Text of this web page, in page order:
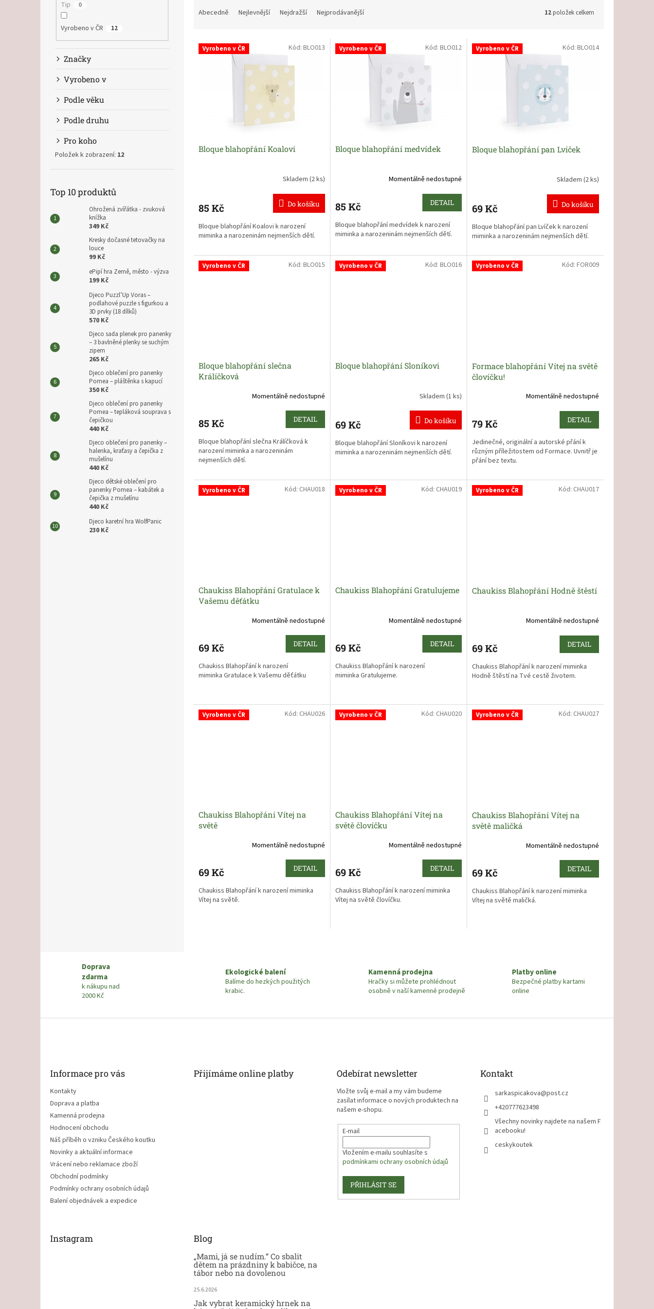
Tip 0
Vyrobeno v ČR 12
Značky
Vyrobeno v
Podle věku
Podle druhu
Pro koho
Položek k zobrazení: 12
Top 10 produktů
Ohrožená zvířátka - zvuková
knížka
349 Kč
Kresky dočasné tetovačky na
louce
99 Kč
ePipí hra Země, město - výzva
199 Kč
Djeco Puzzl’Up Voras –
podlahové puzzle s figurkou a
3D prvky (18 dílků)
570 Kč
Djeco sada plenek pro panenky
– 3 bavlněné plenky se suchým
zipem
265 Kč
Djeco oblečení pro panenky
Pomea – pláštěnka s kapucí
350 Kč
Djeco oblečení pro panenky
Pomea – tepláková souprava s
čepičkou
440 Kč
Djeco oblečení pro panenky –
halenka, kraťasy a čepička z
mušelínu
440 Kč
Djeco dětské oblečení pro
panenky Pomea – kabátek a
čepička z mušelínu
440 Kč
Djeco karetní hra WolfPanic
230 Kč
n
Abecedně Nejlevnější Nejdražší Nejprodávanější 12položek celkem
V
ý
k
Vyrobeno v ČR
Bloque blahopřání Koalovi
Skladem (2 ks)
85 Kč Do košíku
Bloque blahopřání Koalovi k narození
miminka a narozeninám nejmenších dětí.
Kód: BLO013 Vyrobeno v ČR
Bloque blahopřání medvídek
Momentálně nedostupné
85 Kč DETAIL
Bloque blahopřání medvídek k narození
miminka a narozeninám nejmenších dětí.
Kód: BLO012 Vyrobeno v ČR
Bloque blahopřání pan Lvíček
Skladem (2 ks)
69 Kč Do košíku
Bloque blahopřání pan Lvíček k narození
miminka a narozeninám nejmenších dětí.
Kód: BLO014
Vyrobeno v ČR
Bloque blahopřání slečna
Králíčková
Momentálně nedostupné
85 Kč DETAIL
Bloque blahopřání slečna Králíčková k
narození miminka a narozeninám
nejmenších dětí.
Kód: BLO015 Vyrobeno v ČR
Bloque blahopřání Sloníkovi
Skladem (1 ks)
69 Kč Do košíku
Bloque blahopřání Sloníkovi k narození
miminka a narozeninám nejmenších dětí.
Kód: BLO016 Vyrobeno v ČR
Formace blahopřání Vítej na světě
človíčku!
Momentálně nedostupné
79 Kč DETAIL
Jedinečné, originální a autorské přání k
různým příležitostem od Formace. Uvnitř je
přání bez textu.
Barva přání je krémová, obálka kraftová.
Kód: FOR009
Vyrobeno v ČR
Chaukiss Blahopřání Gratulace k
Vašemu děťátku
Momentálně nedostupné
69 Kč DETAIL
Chaukiss Blahopřání k narození
miminka Gratulace k Vašemu děťátku
Kód: CHAU018 Vyrobeno v ČR
Chaukiss Blahopřání Gratulujeme
Momentálně nedostupné
69 Kč DETAIL
Chaukiss Blahopřání k narození
miminka Gratulujeme.
Kód: CHAU019 Vyrobeno v ČR
Chaukiss Blahopřání Hodně štěstí
Momentálně nedostupné
69 Kč DETAIL
Chaukiss Blahopřání k narození miminka
Hodně štěstí na Tvé cestě životem.
Kód: CHAU017
Vyrobeno v ČR
Chaukiss Blahopřání Vítej na
světě
Momentálně nedostupné
69 Kč DETAIL
Chaukiss Blahopřání k narození miminka
Vítej na světě.
Kód: CHAU026 Vyrobeno v ČR
Chaukiss Blahopřání Vítej na
světě človíčku
Momentálně nedostupné
69 Kč DETAIL
Chaukiss Blahopřání k narození miminka
Vítej na světě človíčku.
Kód: CHAU020 Vyrobeno v ČR
Chaukiss Blahopřání Vítej na
světě maličká
Momentálně nedostupné
69 Kč DETAIL
Chaukiss Blahopřání k narození miminka
Vítej na světě maličká.
Kód: CHAU027
á
d
a
p
ý
p
i
s
Doprava
zdarma
k nákupu nad
2000 Kč
Ekologické balení
Balíme do hezkých použitých
krabic.
Kamenná prodejna
Hračky si můžete prohlédnout
osobně v naší kamenné prodejně
Platby online
Bezpečné platby kartami
online
Informace pro vás
Kontakty
Doprava a platba
Kamenná prodejna
Hodnocení obchodu
Náš příběh o vzniku Českého koutku
Novinky a aktuální informace
Vrácení nebo reklamace zboží
Obchodní podmínky
Podmínky ochrany osobních údajů
Balení objednávek a expedice
Přijímáme online platby Odebírat newsletter
Vložte svůj e-mail a my vám budeme
zasílat informace o nových produktech na
našem e-shopu.
E-mail
Vložením e-mailu souhlasíte s
podmínkami ochrany osobních údajů
PŘIHLÁSIT SE
Kontakt
sarkaspicakova@post.cz
+420777623498
Všechny novinky najdete na našem F
acebooku!
ceskykoutek
Instagram Blog
„Mami, já se nudím.“ Co sbalit
dětem na prázdniny k babičce, na
tábor nebo na dovolenou
25.6.2026
Jak vybrat keramický hrnek na